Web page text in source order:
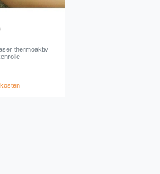
thermoaktiv